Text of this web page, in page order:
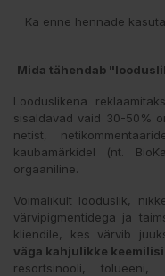
Ka enne hennade
Mida tähendab
Looduslikena
sisaldavad vaid 30-50%
netist,
kaubamärkidel (nt.
orgaaniline.
Võimalikult looduslik,
värvipigmentidega ja
kliendile, kes värvib
väga kahjulikke
resortsinooli,